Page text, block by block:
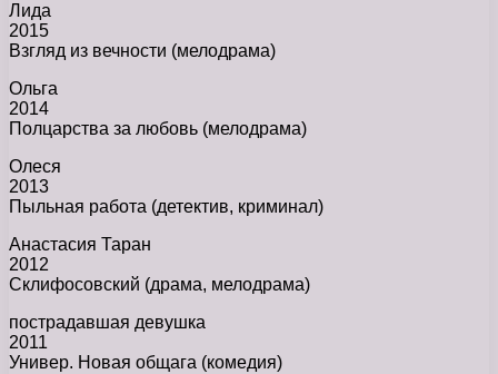
Лида
2015
Взгляд из вечности (мелодрама)
Ольга
2014
Полцарства за любовь (мелодрама)
Олеся
2013
Пыльная работа (детектив, криминал)
Анастасия Таран
2012
Склифосовский (драма, мелодрама)
пострадавшая девушка
2011
Универ. Новая общага (комедия)